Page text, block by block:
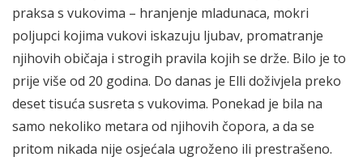
praksa s vukovima – hranjenje mladunaca, mokri
poljupci kojima vukovi iskazuju ljubav, promatranje
njihovih običaja i strogih pravila kojih se drže. Bilo je to
prije više od 20 godina. Do danas je Elli doživjela preko
deset tisuća susreta s vukovima. Ponekad je bila na
samo nekoliko metara od njihovih čopora, a da se
pritom nikada nije osjećala ugroženo ili prestrašeno.